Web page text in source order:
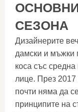
СЕЗОНА
Дизайнерите
дамски и мъжки
коса със
лице. През 2017
почти няма да
принципите на